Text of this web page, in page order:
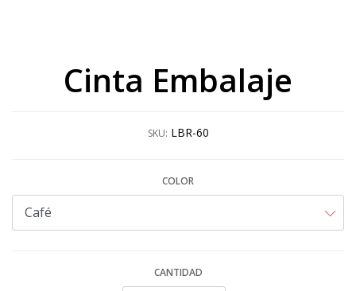
Cinta Embalaje
SKU: LBR-60
COLOR
CANTIDAD